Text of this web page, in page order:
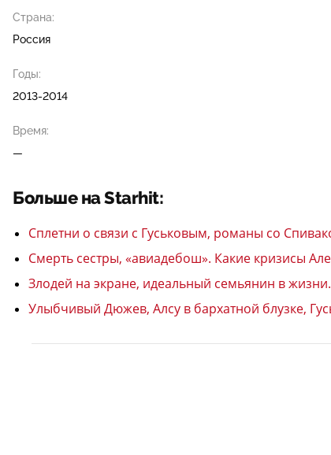
Страна:
Россия
Годы:
2013-2014
Время:
—
Больше на Starhit:
Сплетни о связи с Гуськовым, романы со
Смерть сестры, «авиадебош». Какие кризисы
Злодей на экране, идеальный семьянин в
Улыбчивый Дюжев, Алсу в бархатной блузке,